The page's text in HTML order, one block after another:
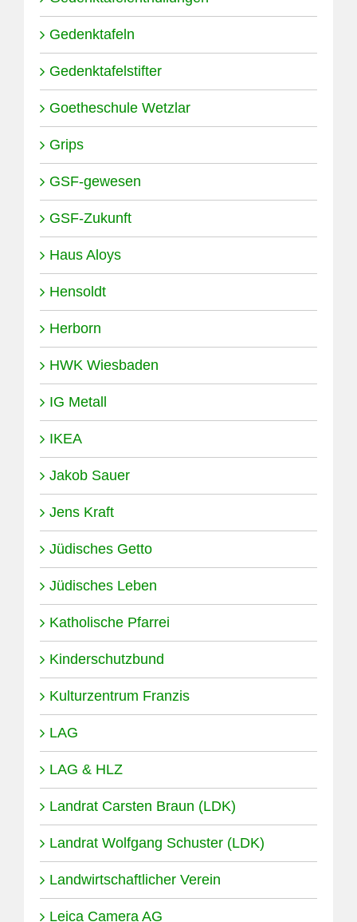
Gedenktafeln
Gedenktafelstifter
Goetheschule Wetzlar
Grips
GSF-gewesen
GSF-Zukunft
Haus Aloys
Hensoldt
Herborn
HWK Wiesbaden
IG Metall
IKEA
Jakob Sauer
Jens Kraft
Jüdisches Getto
Jüdisches Leben
Katholische Pfarrei
Kinderschutzbund
Kulturzentrum Franzis
LAG
LAG & HLZ
Landrat Carsten Braun (LDK)
Landrat Wolfgang Schuster (LDK)
Landwirtschaftlicher Verein
Leica Camera AG